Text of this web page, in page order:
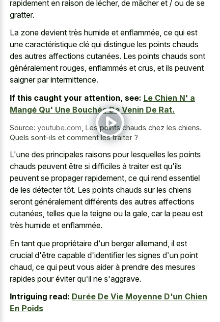
rapidement en raison de lécher, de mâcher et / ou de se
gratter.
La zone devient très humide et enflammée, ce qui est
une caractéristique clé qui distingue les points chauds
des autres affections cutanées. Les points chauds sont
généralement rouges, enflammés et crus, et ils peuvent
saigner par intermittence.
If this caught your attention, see: Le Chien N' a
Mangé Qu' Une Bouchée De Venin De Rat.
Source: youtube.com Les points chauds chez les chiens.
Quels sont-ils et comment les traiter ?
L'une des principales raisons pour lesquelles les points
chauds peuvent être si difficiles à traiter est qu'ils
peuvent se propager rapidement, ce qui rend essentiel
de les détecter tôt. Les points chauds sur les chiens
seront généralement différents des autres affections
cutanées, telles que la teigne ou la gale, car la peau est
très humide et enflammée.
En tant que propriétaire d'un berger allemand, il est
crucial d'être capable d'identifier les signes d'un point
chaud, ce qui peut vous aider à prendre des mesures
rapides pour éviter qu'il ne s'aggrave.
Intriguing read: Durée De Vie Moyenne D'un Chien
En Poids